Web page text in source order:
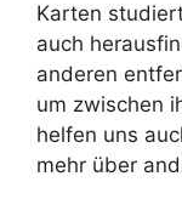
Karten
auch
anderen
um zwischen
helfen uns
mehr über